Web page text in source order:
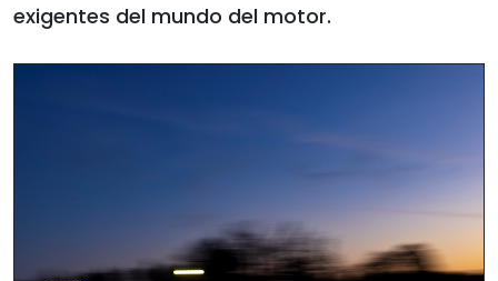
exigentes del mundo del motor.